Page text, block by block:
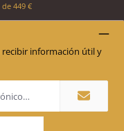
449 €
información útil y